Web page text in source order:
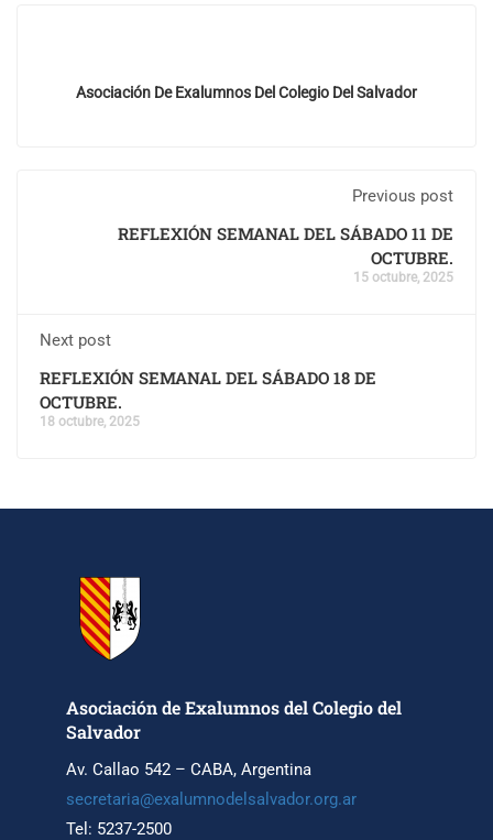
Asociación De Exalumnos Del Colegio Del Salvador
Previous post
REFLEXIÓN SEMANAL DEL SÁBADO 11 DE
OCTUBRE.
15 octubre, 2025
Next post
REFLEXIÓN SEMANAL DEL SÁBADO 18 DE
OCTUBRE.
18 octubre, 2025
Asociación de Exalumnos del Colegio del
Salvador
Av. Callao 542 – CABA, Argentina
secretaria@exalumnodelsalvador.org.ar
Tel: 5237-2500